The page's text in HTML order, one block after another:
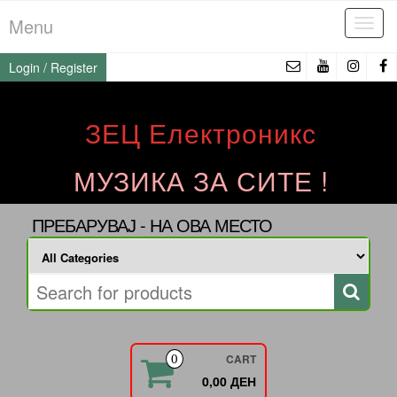
to
the
content
Menu
Login / Register
ЗЕЦ Електроникс
МУЗИКА ЗА СИТЕ !
ПРЕБАРУВАЈ - НА ОВА МЕСТО
0 CART
0,00 ДЕН